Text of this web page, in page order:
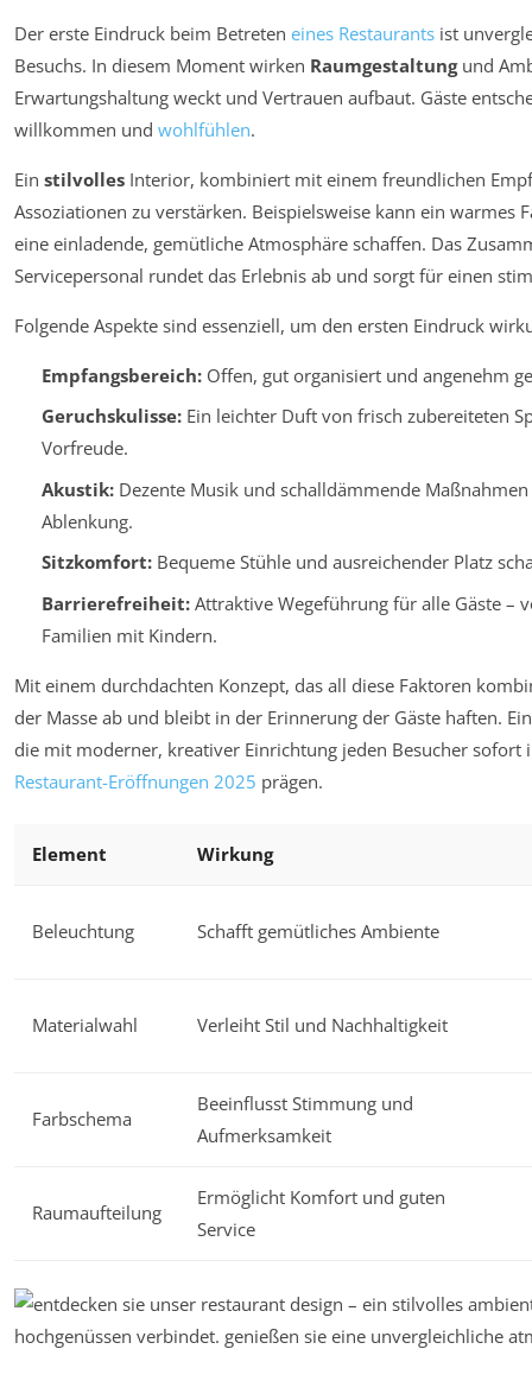
Der erste Eindruck beim Betreten eines Restaurants ist
Besuchs. In diesem Moment wirken Raumgestaltungund
Erwartungshaltung weckt und Vertrauen aufbaut. Gäste
willkommen und wohlfühlen.
Ein stilvolles Interior, kombiniert mit einem freundlichen
Assoziationen zu verstärken. Beispielsweise kann ein warmes
eine einladende, gemütliche Atmosphäre schaffen. Das
Servicepersonal rundet das Erlebnis ab und sorgt für einen
Folgende Aspekte sind essenziell, um den ersten Eindruck
Empfangsbereich:Offen, gut organisiert und angenehm
Geruchskulisse:Ein leichter Duft von frisch zubereiteten
Vorfreude.
Akustik:Dezente Musik und schalldämmende
Ablenkung.
Sitzkomfort:Bequeme Stühle und ausreichender Platz
Barrierefreiheit:Attraktive Wegeführung für alle Gäste –
Familien mit Kindern.
Mit einem durchdachten Konzept, das all diese Faktoren
der Masse ab und bleibt in der Erinnerung der Gäste haften.
die mit moderner, kreativer Einrichtung jeden Besucher
Restaurant-Eröffnungen 2025 prägen.
Element Wirkung
Beleuchtung Schafft gemütliches Ambiente
Materialwahl Verleiht Stil und Nachhaltigkeit
Farbschema
Beeinflusst Stimmung und
Aufmerksamkeit
Raumaufteilung
Ermöglicht Komfort und guten
Service